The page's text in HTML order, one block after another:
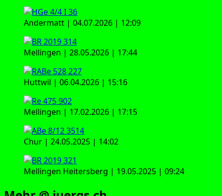
Andermatt | 04.07.2026 | 12:09
Mellingen | 28.05.2026 | 17:44
Huttwil | 06.04.2026 | 15:16
Mellingen | 17.02.2026 | 17:15
Chur | 24.05.2025 | 14:02
Mellingen Heitersberg | 19.05.2025 | 09:24